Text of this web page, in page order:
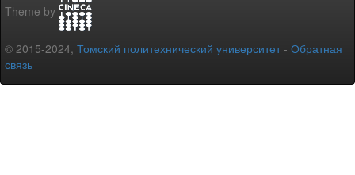
Theme by
© 2015-2024, Томский политехнический университет - Обратная
связь